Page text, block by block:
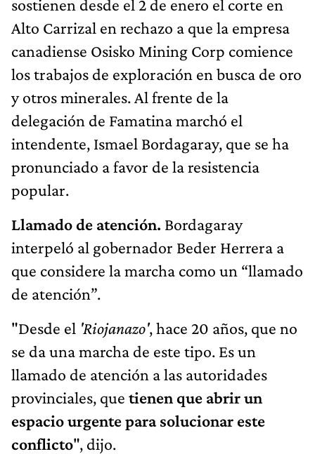
sostienen desde el 2 de enero el corte en
Alto Carrizal en rechazo a que la empresa
canadiense Osisko Mining Corp comience
los trabajos de exploración en busca de oro
y otros minerales. Al frente de la
delegación de Famatina marchó el
intendente, Ismael Bordagaray, que se ha
pronunciado a favor de la resistencia
popular.
Llamado de atención. Bordagaray
interpeló al gobernador Beder Herrera a
que considere la marcha como un “llamado
de atención”.
"Desde el 'Riojanazo', hace 20 años, que no
se da una marcha de este tipo. Es un
llamado de atención a las autoridades
provinciales, que tienen que abrir un
espacio urgente para solucionar este
conflicto", dijo.